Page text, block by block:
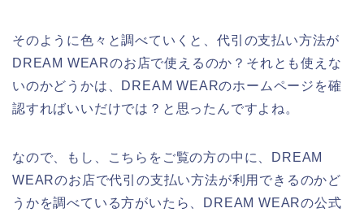
そのように色々と調べていくと、代引の支払い方法が
DREAM WEARのお店で使えるのか？それとも使えな
いのかどうかは、DREAM WEARのホームページを確
認すればいいだけでは？と思ったんですよね。
なので、もし、こちらをご覧の方の中に、DREAM
WEARのお店で代引の支払い方法が利用できるのかど
うかを調べている方がいたら、DREAM WEARの公式